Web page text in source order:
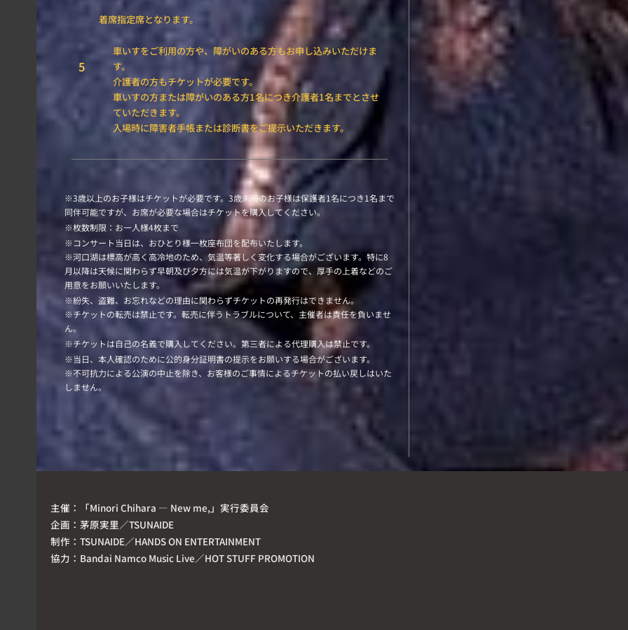
5
着席指定席となります。
車いすをご利用の方や、障がいのある方もお申し込みいただけま
す。
介護者の方もチケットが必要です。
車いすの方または障がいのある方1名につき介護者1名までとさせ
ていただきます。
入場時に障害者手帳または診断書をご提示いただきます。
※3歳以上のお子様はチケットが必要です。3歳未満のお子様は保護者1名につき1名まで
同伴可能ですが、お席が必要な場合はチケットを購入してください。
※枚数制限：お一人様4枚まで
※コンサート当日は、おひとり様一枚座布団を配布いたします。
※河口湖は標高が高く高冷地のため、気温等著しく変化する場合がございます。特に8
月以降は天候に関わらず早朝及び夕方には気温が下がりますので、厚手の上着などのご
用意をお願いいたします。
※紛失、盗難、お忘れなどの理由に関わらずチケットの再発行はできません。
※チケットの転売は禁止です。転売に伴うトラブルについて、主催者は責任を負いませ
ん。
※チケットは自己の名義で購入してください。第三者による代理購入は禁止です。
※当日、本人確認のために公的身分証明書の提示をお願いする場合がございます。
※不可抗力による公演の中止を除き、お客様のご事情によるチケットの払い戻しはいた
しません。
主催：
「Minori Chihara — New me,」実行委員会
企画： 茅原実里／TSUNAIDE
制作： TSUNAIDE／HANDS ON ENTERTAINMENT
協力： Bandai Namco Music Live／HOT STUFF PROMOTION